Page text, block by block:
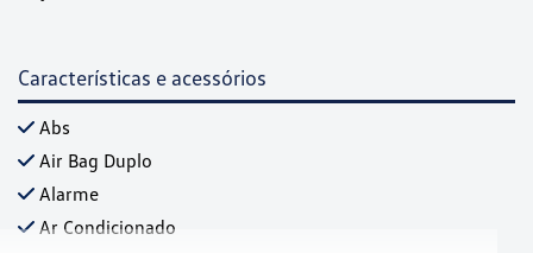
Características e acessórios
Abs
Air Bag Duplo
Alarme
Ar Condicionado